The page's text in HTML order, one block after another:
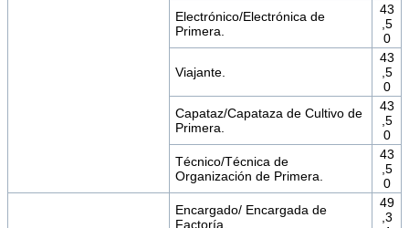
Electrónico/Electrónica de
Primera.
43
,5
0
Viajante.
43
,5
0
Capataz/Capataza de Cultivo de
Primera.
43
,5
0
Técnico/Técnica de
Organización de Primera.
43
,5
0
Encargado/ Encargada de
Factoría.
49
,3